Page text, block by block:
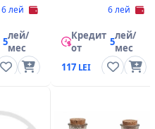
6 лей
5лей/
мес
6 лей
Кредит
от
5лей/
мес
117